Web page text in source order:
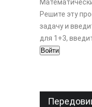
Решите эту
задачу и
для 1+3,